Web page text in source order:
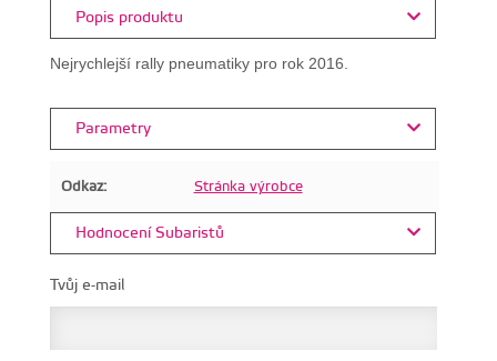
Popis produktu
Nejrychlejší rally pneumatiky pro rok 2016.
Parametry
Odkaz: Stránka výrobce
Hodnocení Subaristů
Tvůj e-mail